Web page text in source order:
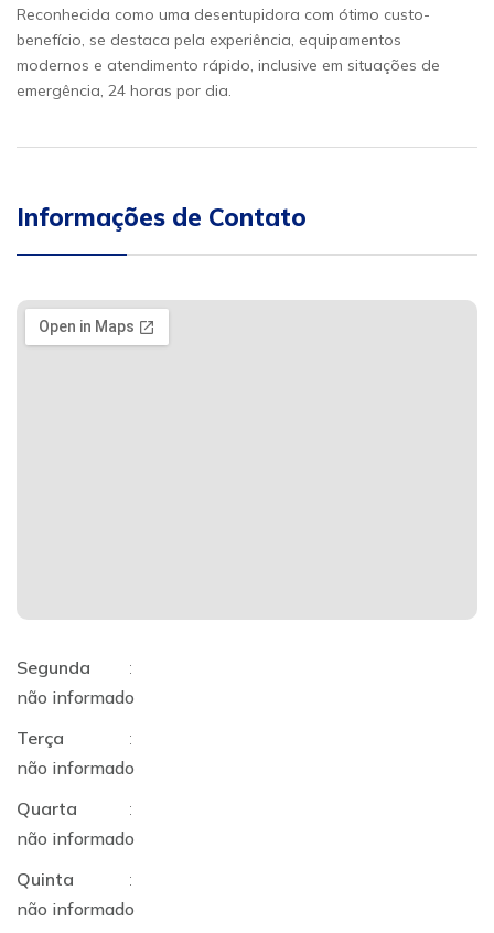
Reconhecida como uma desentupidora com ótimo custo-
benefício, se destaca pela experiência, equipamentos
modernos e atendimento rápido, inclusive em situações de
emergência, 24 horas por dia.
Informações de Contato
Segunda
:
não informado
Terça
:
não informado
Quarta
:
não informado
Quinta
:
não informado